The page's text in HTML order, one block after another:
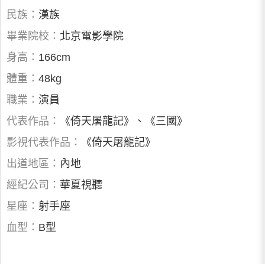
民族： 漢族
畢業院校： 北京電影學院
身高： 166cm
體重： 48kg
職業： 演員
代表作品：
《倚天屠龍記》、《三國》
影視代表作品：
《倚天屠龍記》
出道地區： 內地
經紀公司： 華夏視聽
星座： 射手座
血型： B型